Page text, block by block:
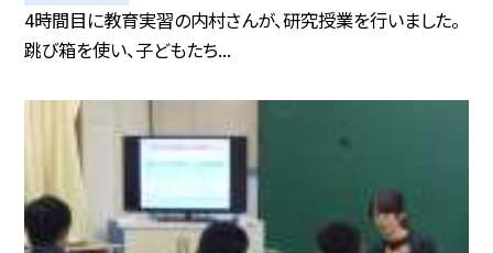
4時間目に教育実習の内村さんが、研究授業を行いました。
跳び箱を使い、子どもたち...